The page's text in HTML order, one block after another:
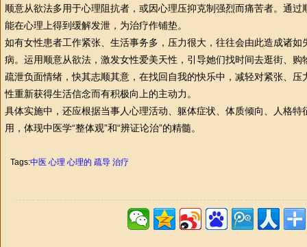
顺意从欲法多用于心理阻抗者，或因心理压抑克制强烈而痛苦者。通
能在心理上得到缓解发泄，为治疗作铺垫。
如有女性患者工作紧张、生活事务多，压力很大，往往会由此造成诸如
病。运用顺意从欲法，激发女性爱美天性 ，引导她们找时间去逛街、
疏泄负面情绪，快其志顺其意，在找回自我的快乐中，减轻对紧张、压
性重新获得生活信念而有积极向上的主动力。
具体实施中，还应根据当事人心理活动、躯体症状、体质倾向、人格特
用，体现中医学“整体观”和“辨证论治”的精髓。
Tags:中医 心理 心理的 疏导 治疗